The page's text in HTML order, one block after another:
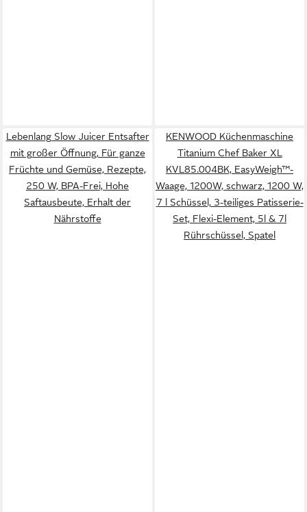
Lebenlang Slow Juicer Entsafter
mit großer Öffnung, Für ganze
Früchte und Gemüse, Rezepte,
250 W, BPA-Frei, Hohe
Saftausbeute, Erhalt der
Nährstoffe
KENWOOD Küchenmaschine
Titanium Chef Baker XL
KVL85.004BK, EasyWeigh™-
Waage, 1200W, schwarz, 1200 W,
7 l Schüssel, 3-teiliges Patisserie-
Set, Flexi-Element, 5l & 7l
Rührschüssel, Spatel